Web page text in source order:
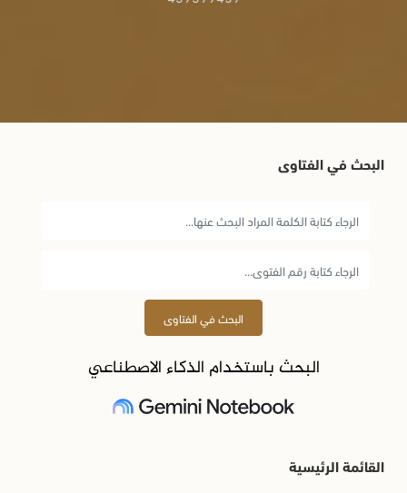
البحث في الفتاوى
البحث في الفتاوى
البحث باستخدام الذكاء الاصطناعي
القائمة الرئيسية